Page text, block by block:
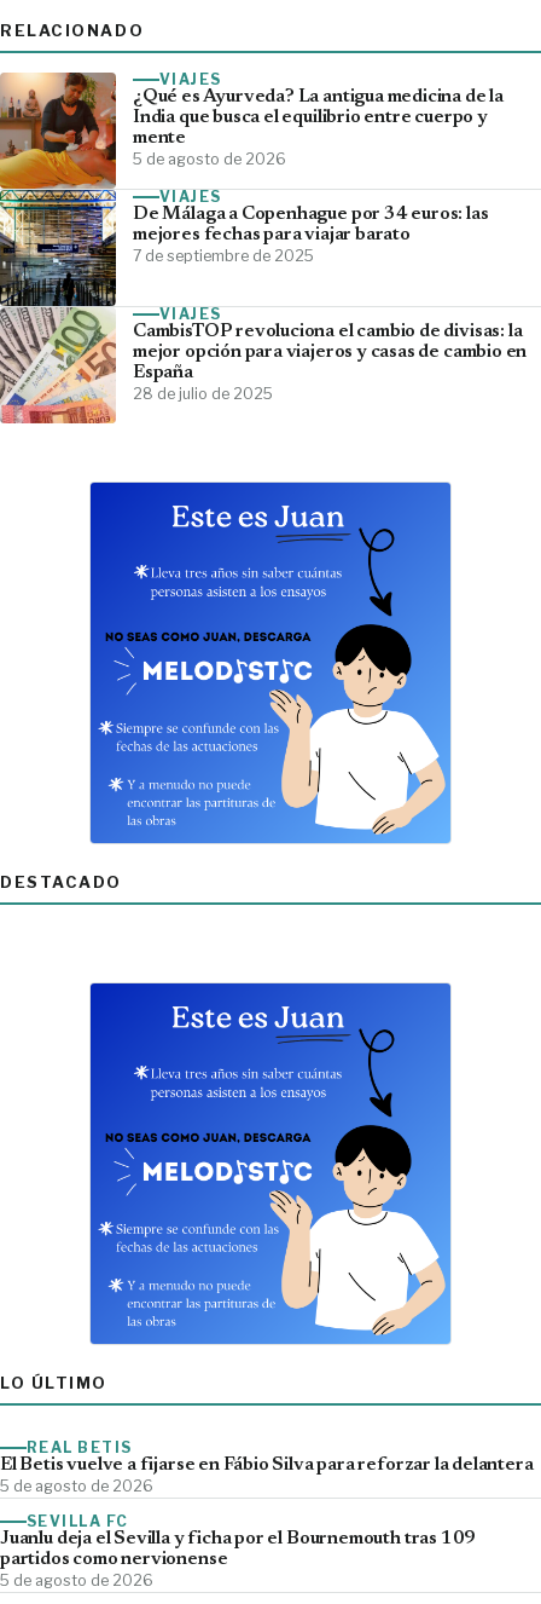
RELACIONADO
VIAJES
¿Qué es Ayurveda? La antigua medicina de la
India que busca el equilibrio entre cuerpo y
mente
5 de agosto de 2026
VIAJES
De Málaga a Copenhague por 34 euros: las
mejores fechas para viajar barato
7 de septiembre de 2025
VIAJES
CambisTOP revoluciona el cambio de divisas: la
mejor opción para viajeros y casas de cambio en
España
28 de julio de 2025
DESTACADO
LO ÚLTIMO
REAL BETIS
El Betis vuelve a fijarse en Fábio Silva para reforzar la delantera
5 de agosto de 2026
SEVILLA FC
Juanlu deja el Sevilla y ficha por el Bournemouth tras 109
partidos como nervionense
5 de agosto de 2026